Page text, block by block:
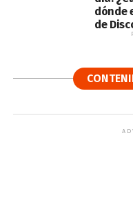
dónde
de